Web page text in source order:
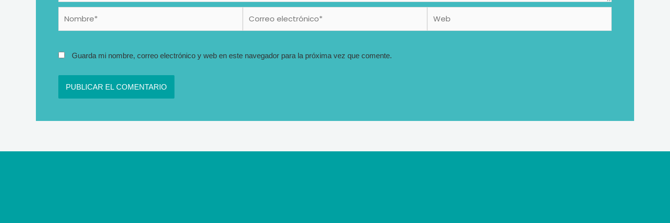
Guarda mi nombre, correo electrónico y web en este navegador para la próxima vez que comente.